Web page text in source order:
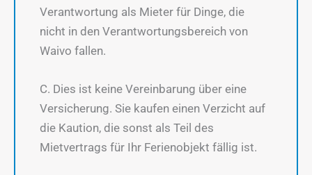
Verantwortung als Mieter für Dinge, die
nicht in den Verantwortungsbereich von
Waivo fallen.
C. Dies ist keine Vereinbarung über eine
Versicherung. Sie kaufen einen Verzicht auf
die Kaution, die sonst als Teil des
Mietvertrags für Ihr Ferienobjekt fällig ist.